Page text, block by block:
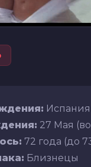
27 Мая
72 года (до
Близнецы